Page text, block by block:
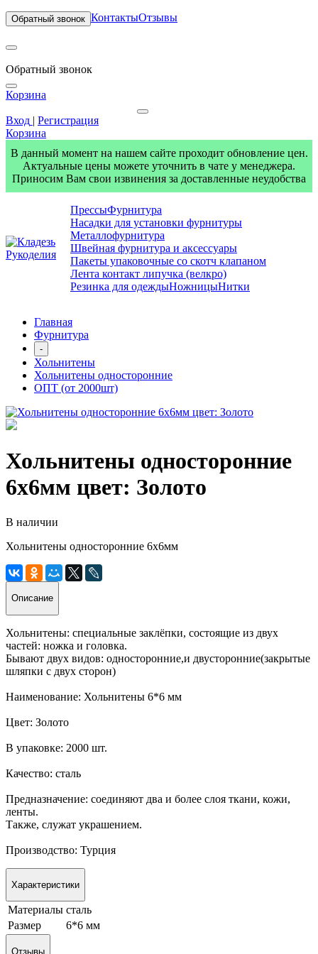
Обратный звонок КонтактыОтзывы
Обратный звонок
Корзина
Вход | Регистрация
Корзина
В данный момент на нашем сайте проходит обновление цен.
Актуальные цены можете уточнить в чате у менеджера.
Приносим Вам свои извинения за доставленные неудобства
ПрессыФурнитура
Насадки для установки фурнитуры
Металлофурнитура
Швейная фурнитура и аксессуары
Пакеты упаковочные со скотч клапаном
Лента контакт липучка (велкро)
Резинка для одеждыНожницыНитки
Главная
Фурнитура
-
Хольнитены
Хольнитены односторонние
ОПТ (от 2000шт)
Хольнитены односторонние
6х6мм цвет: Золото
В наличии
Хольнитены односторонние 6х6мм
Описание
Хольнитены: специальные заклёпки, состоящие из двух
частей: ножка и головка.
Бывают двух видов: односторонние,и двусторонние(закрытые
шляпки с двух сторон)
Наименование: Хольнитены 6*6 мм
Цвет: Золото
В упаковке: 2000 шт.
Качество: сталь
Предназначение: соединяют два и более слоя ткани, кожи,
ленты.
Также, служат украшением.
Производство: Турция
Характеристики
Материалы сталь
Размер
6*6 мм
Отзывы